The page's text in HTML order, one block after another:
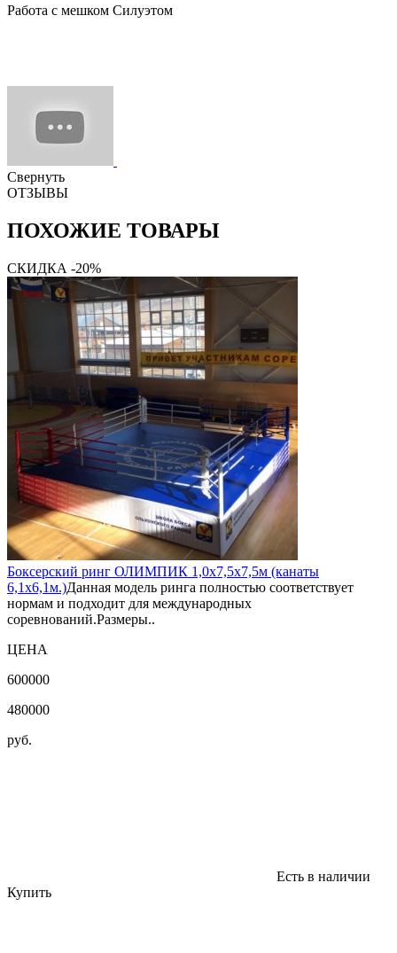
Работа с мешком Силуэтом
Свернуть
ОТЗЫВЫ
ПОХОЖИЕ ТОВАРЫ
СКИДКА -20%
Боксерский ринг ОЛИМПИК 1,0х7,5х7,5м (канаты
6,1х6,1м.)Данная модель ринга полностью соответствует
нормам и подходит для международных
соревнований.Размеры..
ЦЕНА
600000
480000
руб.
Есть в наличии
Купить